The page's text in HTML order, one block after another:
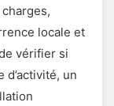
locale et
vérifier si
d’activité, un